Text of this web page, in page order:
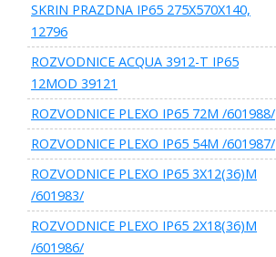
SKRIN PRAZDNA IP65 275X570X140,
12796
ROZVODNICE ACQUA 3912-T IP65
12MOD 39121
ROZVODNICE PLEXO IP65 72M /601988/
ROZVODNICE PLEXO IP65 54M /601987/
ROZVODNICE PLEXO IP65 3X12(36)M
/601983/
ROZVODNICE PLEXO IP65 2X18(36)M
/601986/